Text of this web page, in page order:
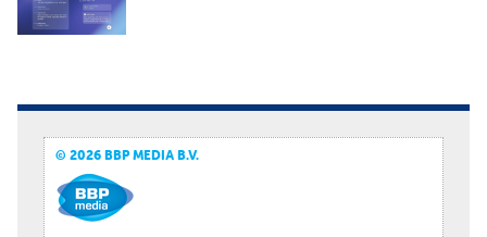
© 2026 BBP MEDIA B.V.